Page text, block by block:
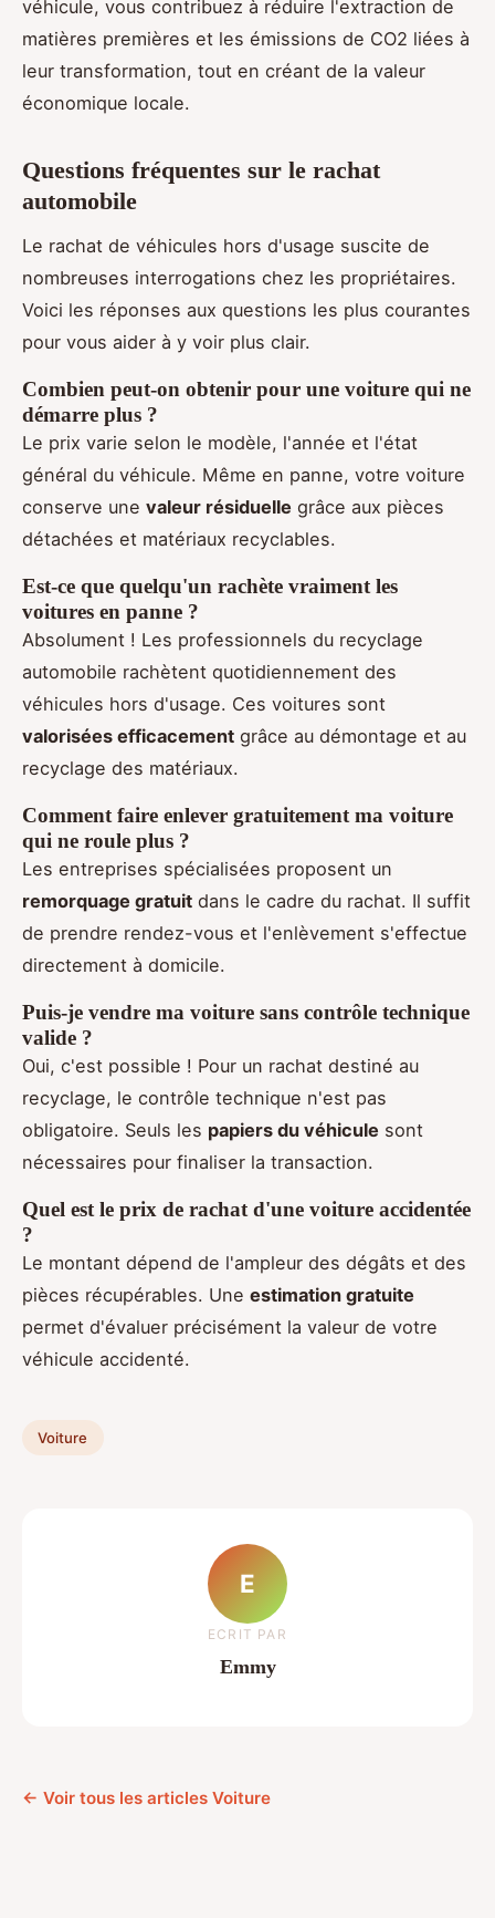
véhicule, vous contribuez à réduire l'extraction de
matières premières et les émissions de CO2 liées à
leur transformation, tout en créant de la valeur
économique locale.
Questions fréquentes sur le rachat
automobile
Le rachat de véhicules hors d'usage suscite de
nombreuses interrogations chez les propriétaires.
Voici les réponses aux questions les plus courantes
pour vous aider à y voir plus clair.
Combien peut-on obtenir pour une voiture qui ne
démarre plus ?
Le prix varie selon le modèle, l'année et l'état
général du véhicule. Même en panne, votre voiture
conserve une valeur résiduelle grâce aux pièces
détachées et matériaux recyclables.
Est-ce que quelqu'un rachète vraiment les
voitures en panne ?
Absolument ! Les professionnels du recyclage
automobile rachètent quotidiennement des
véhicules hors d'usage. Ces voitures sont
valorisées efficacement grâce au démontage et au
recyclage des matériaux.
Comment faire enlever gratuitement ma voiture
qui ne roule plus ?
Les entreprises spécialisées proposent un
remorquage gratuit dans le cadre du rachat. Il suffit
de prendre rendez-vous et l'enlèvement s'effectue
directement à domicile.
Puis-je vendre ma voiture sans contrôle technique
valide ?
Oui, c'est possible ! Pour un rachat destiné au
recyclage, le contrôle technique n'est pas
obligatoire. Seuls les papiers du véhicule sont
nécessaires pour finaliser la transaction.
Quel est le prix de rachat d'une voiture accidentée
?
Le montant dépend de l'ampleur des dégâts et des
pièces récupérables. Une estimation gratuite
permet d'évaluer précisément la valeur de votre
véhicule accidenté.
Voiture
E
ECRIT PAR
Emmy
← Voir tous les articles Voiture